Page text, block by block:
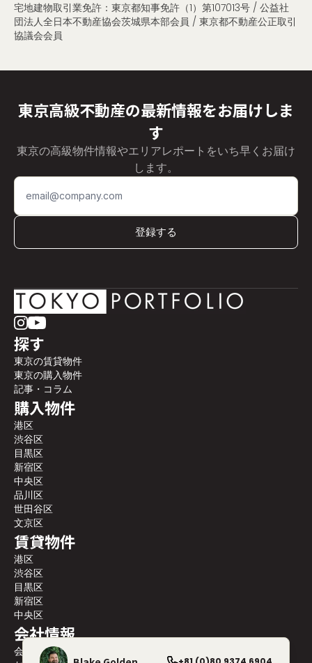
宅地建物取引業免許：東京都知事免許（1）第107013号 / 公益社
団法人全日本不動産協会茨城県本部会員 / 東京都不動産公正取引
協議会会員
東京高級不動産の最新情報をお届けしま
す
東京の高級物件情報やエリアレポートをいち早くお届け
します。
登録する
探す
東京の賃貸物件
東京の購入物件
記事・コラム
購入物件
港区
渋谷区
目黒区
新宿区
中央区
品川区
世田谷区
文京区
賃貸物件
港区
渋谷区
目黒区
新宿区
中央区
会社情報
会社案内